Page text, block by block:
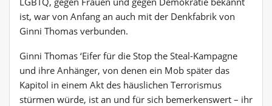
ist, war von Anfang an auch mit der Denkfabrik von
Ginni Thomas verbunden.
Ginni Thomas ‘Eifer für die Stop the Steal-Kampagne
und ihre Anhänger, von denen ein Mob später das
Kapitol in einem Akt des häuslichen Terrorismus
stürmen würde, ist an und für sich bemerkenswert – ihr